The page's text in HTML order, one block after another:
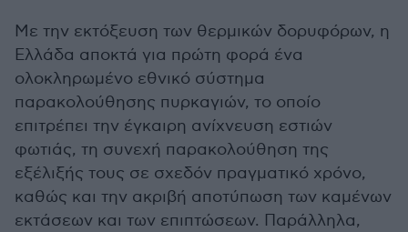
Με την εκτόξευση των θερμικών δορυφόρων, η
Ελλάδα αποκτά για πρώτη φορά ένα
ολοκληρωμένο εθνικό σύστημα
παρακολούθησης πυρκαγιών, το οποίο
επιτρέπει την έγκαιρη ανίχνευση εστιών
φωτιάς, τη συνεχή παρακολούθηση της
εξέλιξής τους σε σχεδόν πραγματικό χρόνο,
καθώς και την ακριβή αποτύπωση των καμένων
εκτάσεων και των επιπτώσεων. Παράλληλα,